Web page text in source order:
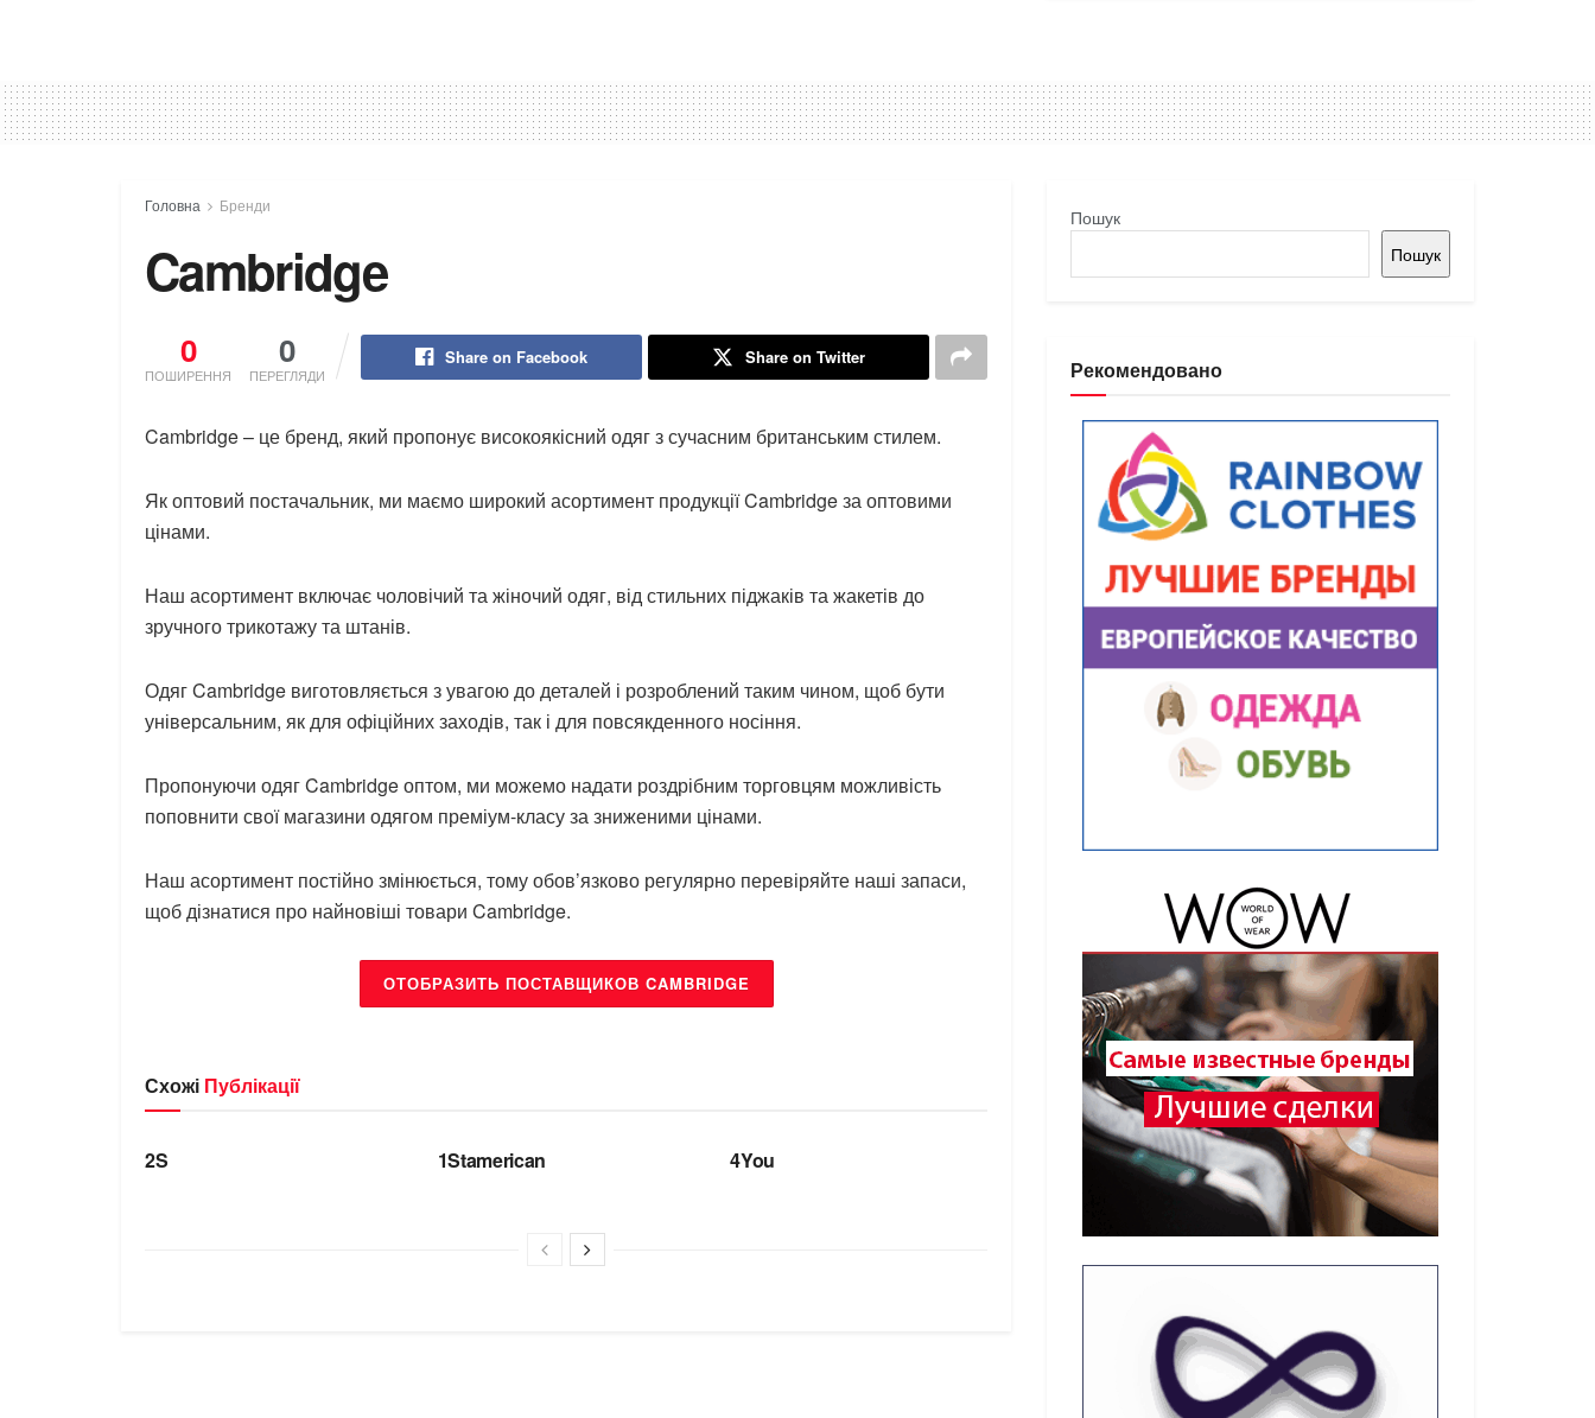
Головна Бренди
Cambridge
0
ПОШИРЕННЯ
0
ПЕРЕГЛЯДИ
Share on Facebook Share on Twitter
Cambridge – це бренд, який пропонує високоякісний одяг з сучасним британським стилем.
Як оптовий постачальник, ми маємо широкий асортимент продукції Cambridge за оптовими
цінами.
Наш асортимент включає чоловічий та жіночий одяг, від стильних піджаків та жакетів до
зручного трикотажу та штанів.
Одяг Cambridge виготовляється з увагою до деталей і розроблений таким чином, щоб бути
універсальним, як для офіційних заходів, так і для повсякденного носіння.
Пропонуючи одяг Cambridge оптом, ми можемо надати роздрібним торговцям можливість
поповнити свої магазини одягом преміум-класу за зниженими цінами.
Наш асортимент постійно змінюється, тому обов’язково регулярно перевіряйте наші запаси,
щоб дізнатися про найновіші товари Cambridge.
ОТОБРАЗИТЬ ПОСТАВЩИКОВ CAMBRIDGE
Схожі Публікації
БРЕНДИ
2S 1Stamerican 4You
Пошук
Пошук
Рекомендовано